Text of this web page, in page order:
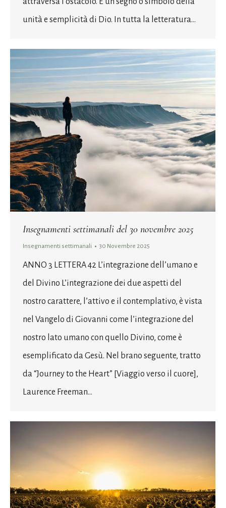
unità e semplicità di Dio. In tutta la letteratura…
Insegnamenti settimanali del 30 novembre 2025
Insegnamenti settimanali 30 Novembre 2025
ANNO 3 LETTERA 42 L’integrazione dell’umano e
del Divino L’integrazione dei due aspetti del
nostro carattere, l’attivo e il contemplativo, è vista
nel Vangelo di Giovanni come l’integrazione del
nostro lato umano con quello Divino, come è
esemplificato da Gesù. Nel brano seguente, tratto
da “Journey to the Heart” [Viaggio verso il cuore],
Laurence Freeman…